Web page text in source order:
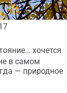
хочется
в самом
— природное